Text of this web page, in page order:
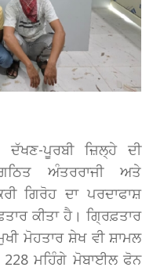
ਦੱਖਣ-ਪੂਰਬੀ ਜ਼ਿਲ੍ਹੇ ਦੀ
ਅੰਤਰਰਾਜੀ ਅਤੇ
ਗਿਰੋਹ ਦਾ ਪਰਦਾਫਾਸ਼
ਕੀਤਾ ਹੈ। ਗ੍ਰਿਫ਼ਤਾਰ
ਮੋਹਤਾਰ ਸ਼ੇਖ ਵੀ ਸ਼ਾਮਲ
ਮਹਿੰਗੇ ਮੋਬਾਈਲ ਫੋਨ